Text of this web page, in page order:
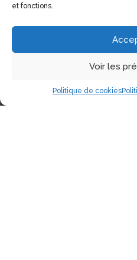
et fonctions.
Voir les
Politique de cookies